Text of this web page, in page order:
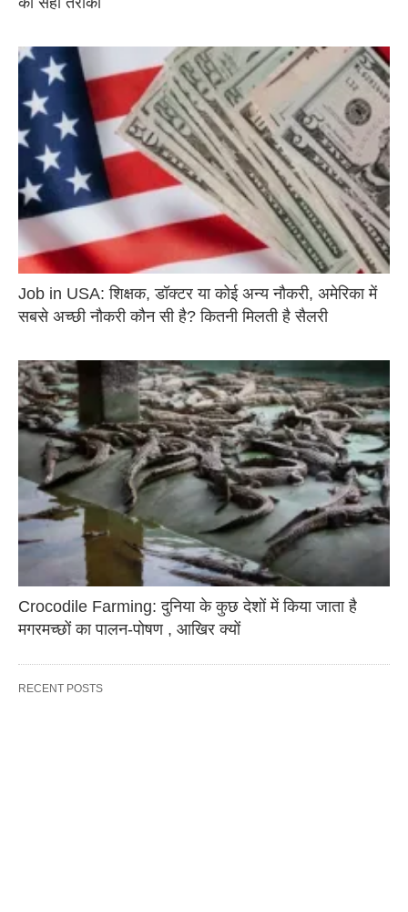
Job in USA: शिक्षक, डॉक्टर या कोई अन्य नौकरी, अमेरिका में
सबसे अच्छी नौकरी कौन सी है? कितनी मिलती है सैलरी
Crocodile Farming: दुनिया के कुछ देशों में किया जाता है
मगरमच्छों का पालन-पोषण , आखिर क्यों
RECENT POSTS